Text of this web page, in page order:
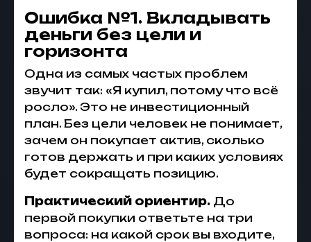
Ошибка №1. Вкладывать
деньги без цели и
горизонта
Одна из самых частых проблем
звучит так: «Я купил, потому что всё
росло». Это не инвестиционный
план. Без цели человек не понимает,
зачем он покупает актив, сколько
готов держать и при каких условиях
будет сокращать позицию.
Практический ориентир. До
первой покупки ответьте на три
вопроса: на какой срок вы входите,